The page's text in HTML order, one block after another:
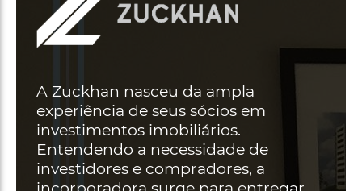
A Zuckhan nasceu da ampla
experiência de seus sócios em
investimentos imobiliários.
Entendendo a necessidade de
investidores e compradores, a